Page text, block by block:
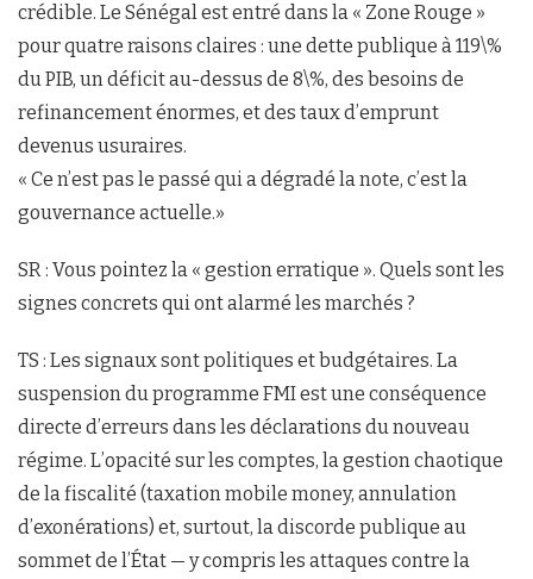
crédible. Le Sénégal est entré dans la « Zone Rouge »
pour quatre raisons claires : une dette publique à 119\%
du PIB, un déficit au-dessus de 8\%, des besoins de
refinancement énormes, et des taux d’emprunt
devenus usuraires.
« Ce n’est pas le passé qui a dégradé la note, c’est la
gouvernance actuelle.»
SR : Vous pointez la « gestion erratique ». Quels sont les
signes concrets qui ont alarmé les marchés ?
TS : Les signaux sont politiques et budgétaires. La
suspension du programme FMI est une conséquence
directe d’erreurs dans les déclarations du nouveau
régime. L’opacité sur les comptes, la gestion chaotique
de la fiscalité (taxation mobile money, annulation
d’exonérations) et, surtout, la discorde publique au
sommet de l’État — y compris les attaques contre la